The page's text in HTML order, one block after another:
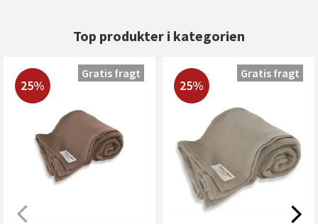
Top produkter i kategorien
25%
Gratis fragt
25%
Gratis fragt